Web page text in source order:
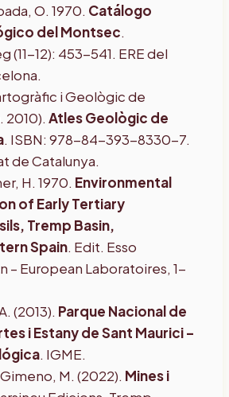
O. 1970. Catálogo
del Montsec.
(11-12): 453-541. ERE del
i Geològic de
2010). Atles Geològic de
. ISBN: 978-84-393-8330-7.
de Catalunya.
H. 1970. Environmental
of Early Tertiary
Tremp Basin,
Spain. Edit. Esso
– European Laboratoires, 1-
(2013). Parque Nacional de
i Estany de Sant Maurici –
. IGME.
M. (2022). Mines i